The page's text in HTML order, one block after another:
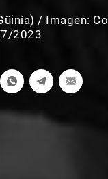
/ Imagen:
2023